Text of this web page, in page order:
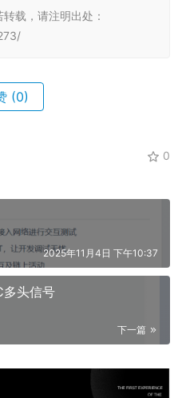
载，请注明出处：
(0)
0
2025年11月4日 下午10:37
头信号
下一篇